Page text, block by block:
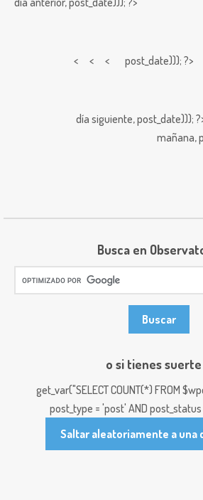
< < < post_date)));
día siguiente,post_date)));
mañana,
Busca en
o si tienes suerte
get_var("SELECT COUNT(*) FROM
post_type = 'post' AND
Saltar aleatoriamente a una